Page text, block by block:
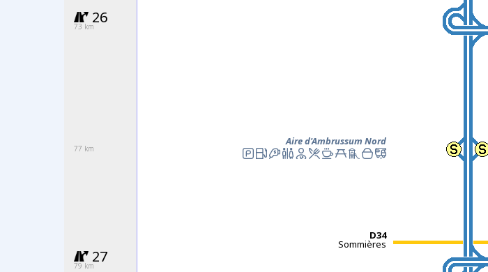
26
73 km
77 km
Aire d'Ambrussum Nord
27
79 km
D34
Sommières